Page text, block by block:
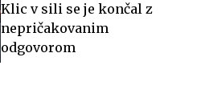
Klic v sili se je končal z
nepričakovanim
odgovorom